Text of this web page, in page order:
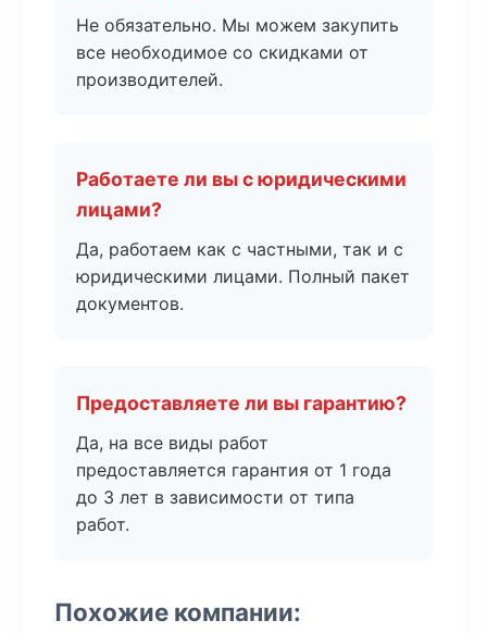
Не обязательно. Мы можем закупить
все необходимое со скидками от
производителей.
Работаете ли вы с юридическими
лицами?
Да, работаем как с частными, так и с
юридическими лицами. Полный пакет
документов.
Предоставляете ли вы гарантию?
Да, на все виды работ
предоставляется гарантия от 1 года
до 3 лет в зависимости от типа
работ.
Похожие компании: